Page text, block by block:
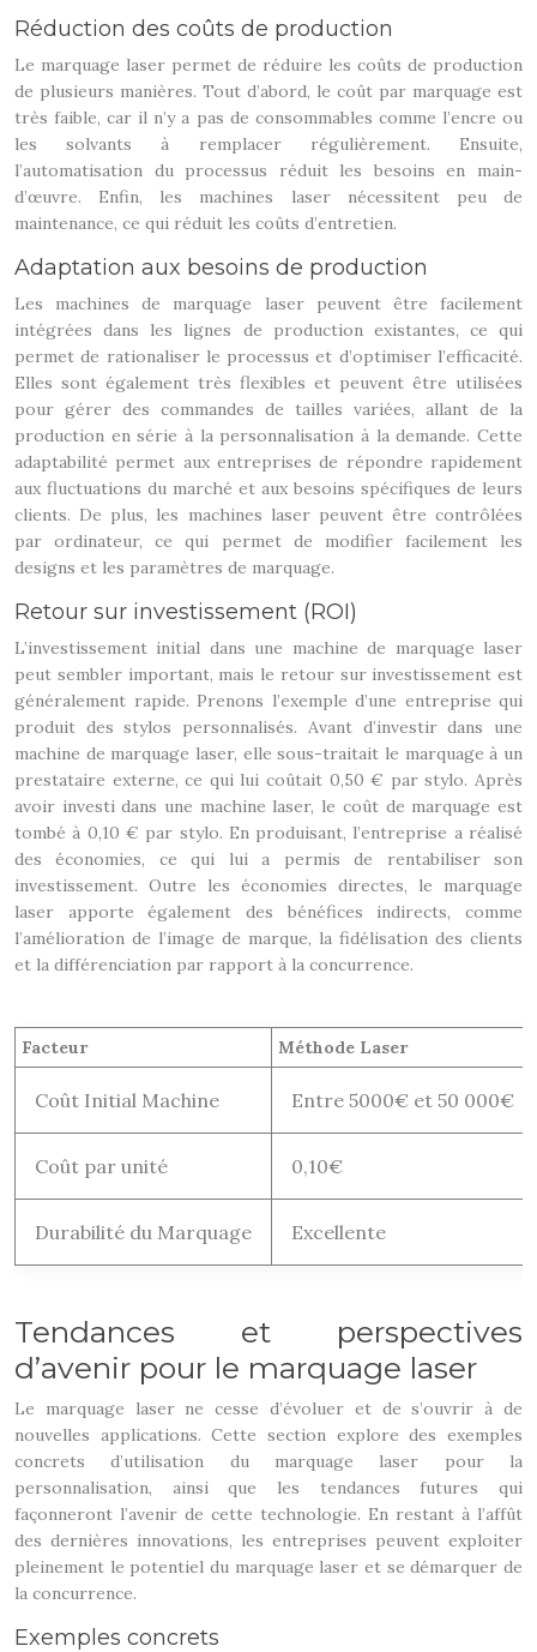
Réduction des coûts de production
Le marquage laser permet de réduire les coûts de production
de plusieurs manières. Tout d’abord, le coût par marquage est
très faible, car il n’y a pas de consommables comme l’encre ou
les solvants à remplacer régulièrement. Ensuite,
l’automatisation du processus réduit les besoins en main-
d’œuvre. Enfin, les machines laser nécessitent peu de
maintenance, ce qui réduit les coûts d’entretien.
Adaptation aux besoins de production
Les machines de marquage laser peuvent être facilement
intégrées dans les lignes de production existantes, ce qui
permet de rationaliser le processus et d’optimiser l’efficacité.
Elles sont également très flexibles et peuvent être utilisées
pour gérer des commandes de tailles variées, allant de la
production en série à la personnalisation à la demande. Cette
adaptabilité permet aux entreprises de répondre rapidement
aux fluctuations du marché et aux besoins spécifiques de leurs
clients. De plus, les machines laser peuvent être contrôlées
par ordinateur, ce qui permet de modifier facilement les
designs et les paramètres de marquage.
Retour sur investissement (ROI)
L’investissement initial dans une machine de marquage laser
peut sembler important, mais le retour sur investissement est
généralement rapide. Prenons l’exemple d’une entreprise qui
produit des stylos personnalisés. Avant d’investir dans une
machine de marquage laser, elle sous-traitait le marquage à un
prestataire externe, ce qui lui coûtait 0,50 € par stylo. Après
avoir investi dans une machine laser, le coût de marquage est
tombé à 0,10 € par stylo. En produisant, l’entreprise a réalisé
des économies, ce qui lui a permis de rentabiliser son
investissement. Outre les économies directes, le marquage
laser apporte également des bénéfices indirects, comme
l’amélioration de l’image de marque, la fidélisation des clients
et la différenciation par rapport à la concurrence.
Facteur Méthode Laser
Coût Initial Machine Entre 5000€ et 50 000€
Coût par unité 0,10€
Durabilité du Marquage Excellente
Tendances et perspectives
d’avenir pour le marquage laser
Le marquage laser ne cesse d’évoluer et de s’ouvrir à de
nouvelles applications. Cette section explore des exemples
concrets d’utilisation du marquage laser pour la
personnalisation, ainsi que les tendances futures qui
façonneront l’avenir de cette technologie. En restant à l’affût
des dernières innovations, les entreprises peuvent exploiter
pleinement le potentiel du marquage laser et se démarquer de
la concurrence.
Exemples concrets